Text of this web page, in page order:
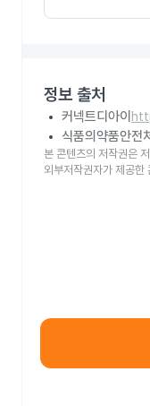
정보 출처
커넥트디아이
식품의약품안전
본 콘텐츠의 저작권은
외부저작권자가 제공한